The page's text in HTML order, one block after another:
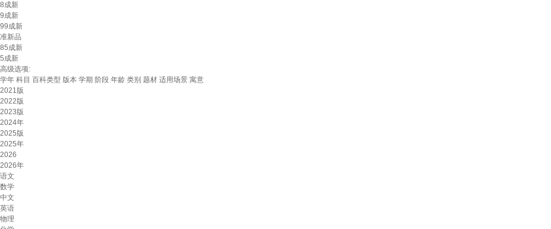
8成新
9成新
99成新
准新品
85成新
5成新
高级选项:
学年 科目 百科类型 版本 学期 阶段 年龄 类别 题材 适用场景 寓意
2021版
2022版
2023版
2024年
2025版
2025年
2026
2026年
语文
数学
中文
英语
物理